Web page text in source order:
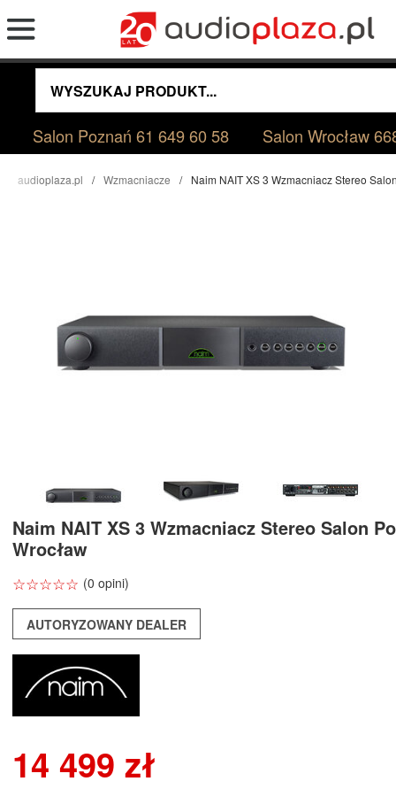
Salon Poznań61 649 60 58 Salon Wrocław
audioplaza.pl Wzmacniacze Naim NAIT XS 3 Wzmacniacz Stereo
Naim NAIT XS 3 Wzmacniacz Stereo Salon
Wrocław
☆☆☆☆☆
★★★★★ (0 opini)
AUTORYZOWANY DEALER
14 499 zł